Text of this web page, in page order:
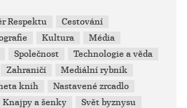
Respektu
Cestování
Kultura
Média
Společnost
Technologie a věda
Zahraničí
Mediální rybník
knih
Nastavené zrcadlo
Knajpy a šenky Svět byznysu